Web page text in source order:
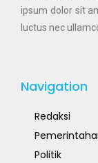
ipsum dolor sit
luctus nec
Navigation
Redaksi
Politik